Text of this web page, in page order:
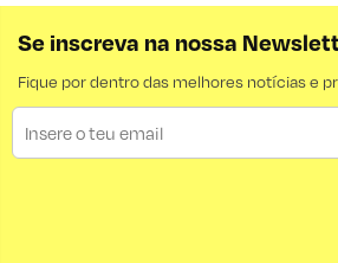
Se inscreva na nossa
Fique por dentro das melhores notícias e